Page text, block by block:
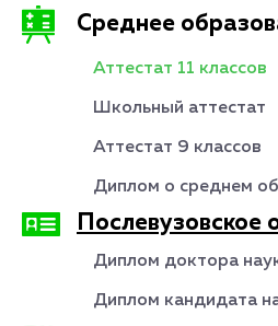
Среднее
Аттестат 11 классов
Школьный аттестат
Аттестат 9 классов
Диплом о среднем
Послевузовское
Диплом доктора
Диплом кандидата